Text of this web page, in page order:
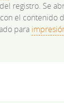
registro. Se
el contenido
para